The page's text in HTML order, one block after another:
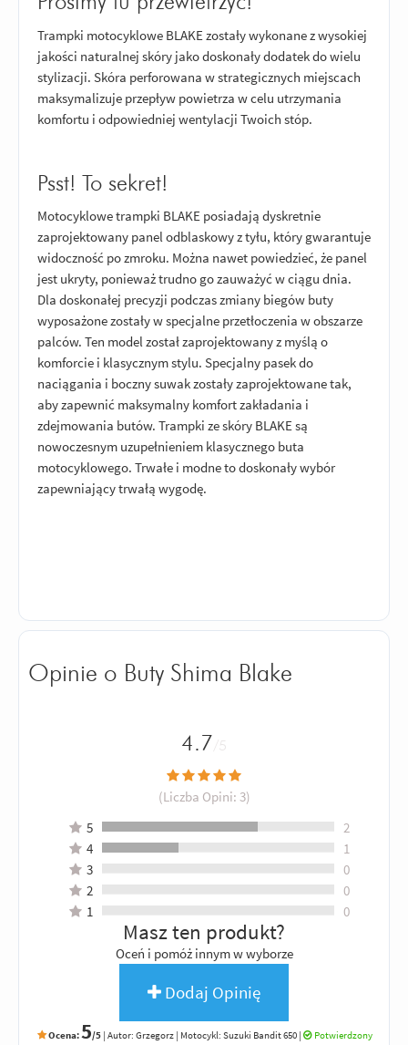
Trampki motocyklowe BLAKE zostały wykonane z wysokiej
jakości naturalnej skóry jako doskonały dodatek do wielu
stylizacji. Skóra perforowana w strategicznych miejscach
maksymalizuje przepływ powietrza w celu utrzymania
komfortu i odpowiedniej wentylacji Twoich stóp.
Psst! To sekret!
Motocyklowe trampki BLAKE posiadają dyskretnie
zaprojektowany panel odblaskowy z tyłu, który gwarantuje
widoczność po zmroku. Można nawet powiedzieć, że panel
jest ukryty, ponieważ trudno go zauważyć w ciągu dnia.
Dla doskonałej precyzji podczas zmiany biegów buty
wyposażone zostały w specjalne przetłoczenia w obszarze
palców. Ten model został zaprojektowany z myślą o
komforcie i klasycznym stylu. Specjalny pasek do
naciągania i boczny suwak zostały zaprojektowane tak,
aby zapewnić maksymalny komfort zakładania i
zdejmowania butów. Trampki ze skóry BLAKE są
nowoczesnym uzupełnieniem klasycznego buta
motocyklowego. Trwałe i modne to doskonały wybór
zapewniający trwałą wygodę.
Opinie o Buty Shima Blake
4.7 /5
(Liczba Opini: 3)
5
2
4
1
3
0
2
0
1
0
Masz ten produkt?
Oceń i pomóż innym w wyborze
Dodaj Opinię
Ocena:5/5 | Autor: Grzegorz | Motocykl: Suzuki Bandit 650 |
Potwierdzony